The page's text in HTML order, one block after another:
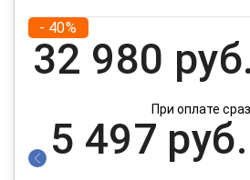
- 40%
32 980 руб.
При оплате
5 497 руб.